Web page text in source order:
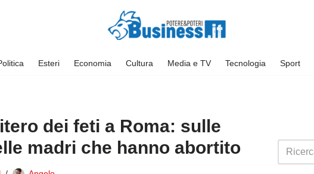
Esteri Economia Cultura Media e TV Tecnologia Sport
dei feti a Roma: sulle
madri che hanno abortito